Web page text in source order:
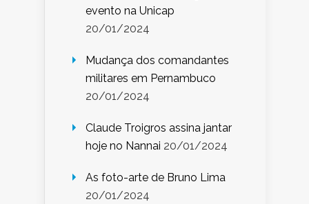
evento na Unicap
20/01/2024
Mudança dos comandantes
militares em Pernambuco
20/01/2024
Claude Troigros assina jantar
hoje no Nannai 20/01/2024
As foto-arte de Bruno Lima
20/01/2024